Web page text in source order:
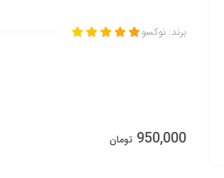
برند: نوکسو
950,000 تومان